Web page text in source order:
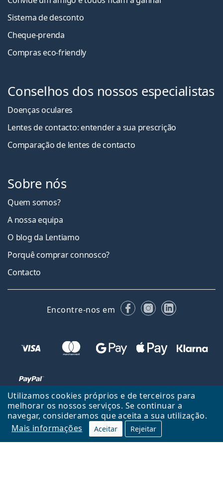
Utilizamos cookies próprios e de terceiros para
melhorar os nossos serviços. Se continuar a
navegar, consideramos que aceita a sua utilização.
Mais informações
Aceitar Rejeitar
Sistema de desconto
Cheque-prenda
Compras eco-friendly
Conselhos dos nossos especialistas
Doenças oculares
Lentes de contacto: entender a sua prescrição
Comparação de lentes de contacto
Sobre nós
Quem somos?
A nossa equipa
O blog da Lentiamo
Porquê comprar connosco?
Contacto
Encontre-nos em FacebookInstagram
LinkedIn
Voltar ao início
Cima
Lentiamo.pt é propriedade e operado por Lentiamo s.r.o., República
Checa
Consigo durante 18 anos.